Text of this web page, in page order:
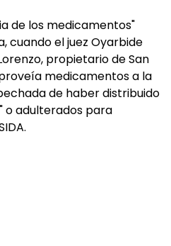
de los medicamentos"
cuando el juez Oyarbide
propietario de San
medicamentos a la
de haber distribuido
o adulterados para